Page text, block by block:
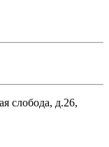
слобода, д.26,